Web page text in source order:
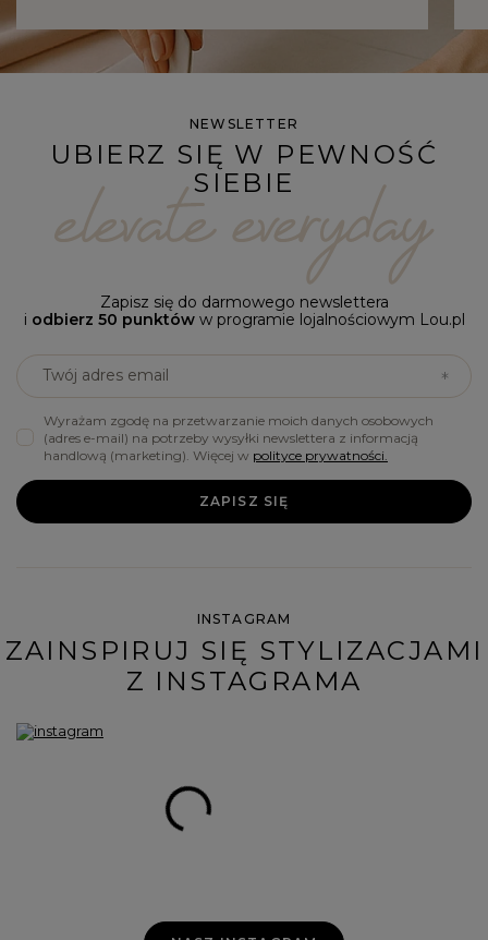
NEWSLETTER
UBIERZ SIĘ W PEWNOŚĆ
SIEBIE
Zapisz się do darmowego newslettera
i odbierz 50 punktóww programie lojalnościowym Lou.pl
Twój adres email
Wyrażam zgodę na przetwarzanie moich danych osobowych
(adres e-mail) na potrzeby wysyłki newslettera z informacją
handlową (marketing). Więcej w polityce prywatności.
ZAPISZ SIĘ
INSTAGRAM
ZAINSPIRUJ SIĘ STYLIZACJAMI
Z INSTAGRAMA